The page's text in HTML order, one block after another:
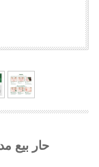
حار بيع